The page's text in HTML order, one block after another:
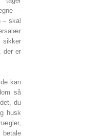
–
skal
sikker
der er
kan
så
du
husk